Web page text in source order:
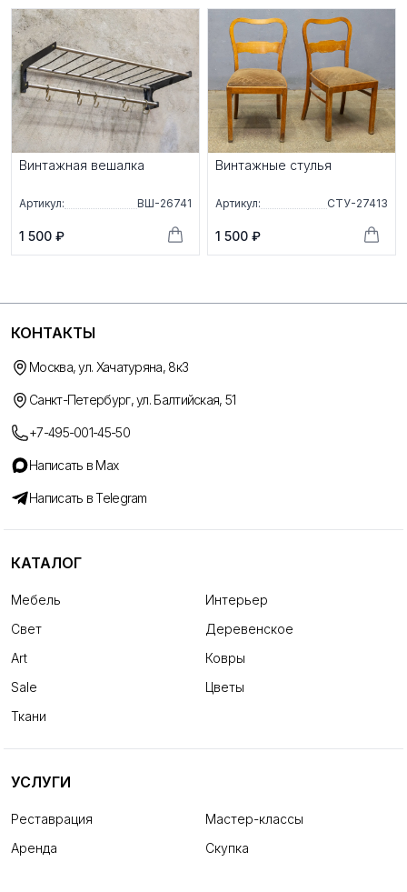
Винтажная вешалка
Артикул: ВШ-26741
1 500 ₽
Винтажные стулья
Артикул: СТУ-27413
1 500 ₽
КОНТАКТЫ
Москва, ул. Хачатуряна, 8к3
Санкт-Петербург, ул. Балтийская, 51
+7-495-001-45-50
Написать в Max
Написать в Telegram
КАТАЛОГ
Мебель
Интерьер
Свет
Деревенское
Art
Ковры
Sale
Цветы
Ткани
УСЛУГИ
Реставрация
Мастер-классы
Аренда
Скупка